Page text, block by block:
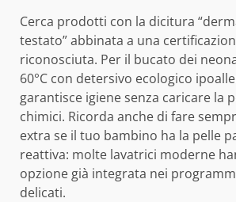
Cerca prodotti con la dicitura
testato” abbinata a una
riconosciuta. Per il bucato dei
60°C con detersivo ecologico
garantisce igiene senza caricare la
chimici. Ricorda anche di fare
extra se il tuo bambino ha la pelle
reattiva: molte lavatrici moderne
opzione già integrata nei
delicati.